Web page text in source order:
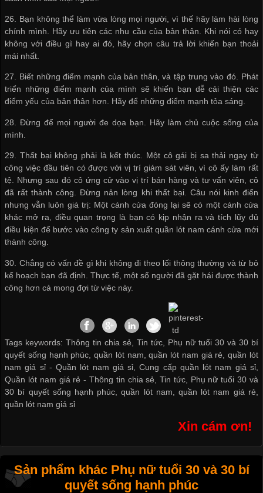
26. Bạn không thể làm vừa lòng mọi người, vì thế hãy làm hài lòng
chính mình. Hãy ưu tiên các nhu cầu của bản thân. Khi nói có hay
không với điều gì hay ai đó, hãy chọn câu trả lời khiến bạn thoải
mái nhất.
27. Biết những điểm mạnh của bản thân, và tập trung vào đó. Phát
triển những điểm mạnh của mình sẽ khiến bạn dễ cải thiện các
điểm yếu của bản thân hơn. Hãy để những điểm mạnh tỏa sáng.
28. Đừng để mọi người đe dọa bạn. Hãy làm chủ cuộc sống của
mình.
29. Thất bại không phải là kết thúc. Một cô gái bị sa thải ngay từ
công việc đầu tiên có được với vị trí giám sát viên, vì cô ấy làm rất
tệ. Nhưng sau đó cô ứng cử vào vị trí bán hàng và tư vấn viên, cô
đã rất thành công. Đừng nản lòng khi thất bại. Câu nói kinh điển
nhưng vẫn luôn giá trị: Một cánh cửa đóng lại sẽ có một cánh cửa
khác mở ra, điều quan trọng là bạn có kịp nhận ra và tích lũy đủ
điều kiện để bước vào công ty sản xuất quần lót nam cánh cửa mới
thành công.
30. Chẳng có vấn đề gì khi không đi theo lối thông thường và từ bỏ
kế hoạch bạn đã định. Thực tế, một số người đã gặt hái được thành
công hơn cả mong đợi từ việc này.
Tags keywords: Thông tin chia sẻ, Tin tức, Phụ nữ tuổi 30 và 30 bí
quyết sống hạnh phúc, quần lót nam, quần lót nam giá rẻ, quần lót
nam giá sỉ -Quần lót nam giá sỉ ,Cung cấp quần lót nam giá sỉ,
Quần lót nam giá rẻ - Thông tin chia sẻ ,Tin tức, Phụ nữ tuổi 30 và
30 bí quyết sống hạnh phúc ,quần lót nam ,quần lót nam giá rẻ
quần lót nam giá sỉ
Xin cám ơn!
Sản phẩm khác Phụ nữ tuổi 30 và 30 bí
quyết sống hạnh phúc